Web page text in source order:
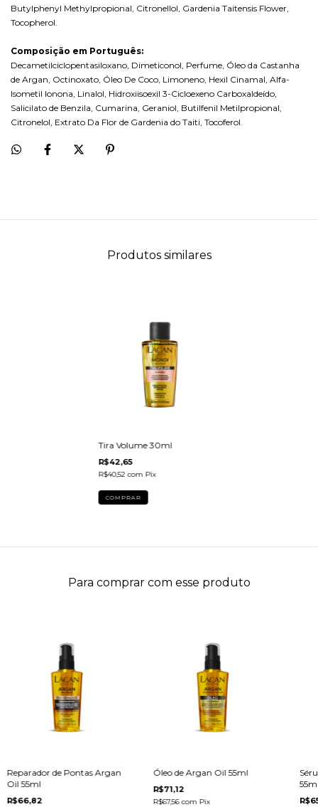
Butylphenyl Methylpropional, Citronellol, Gardenia Taitensis Flower,
Tocopherol.
Composição em Português:
Decametilciclopentasiloxano, Dimeticonol, Perfume, Óleo da Castanha
de Argan, Octinoxato, Óleo De Coco, Limoneno, Hexil Cinamal, Alfa-
Isometil Ionona, Linalol, Hidroxiisoexil 3-Cicloexeno Carboxaldeído,
Salicilato de Benzila, Cumarina, Geraniol, Butilfenil Metilpropional,
Citronelol, Extrato Da Flor de Gardenia do Taiti, Tocoferol.
Produtos similares
Tira Volume 30ml
R$42,65
R$40,52com Pix
Para comprar com esse produto
Reparador de Pontas Argan
Oil 55ml
R$66,82
Óleo de Argan Oil 55ml
R$71,12
R$67,56com Pix